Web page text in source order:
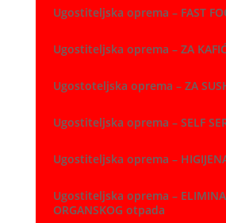
Ugostiteljska oprema – FAST
Ugostiteljska oprema – ZA
Ugostoteljska oprema – ZA
Ugostiteljska oprema – SELF
Ugostiteljska oprema –
Ugostiteljska oprema –
ORGANSKOG otpada